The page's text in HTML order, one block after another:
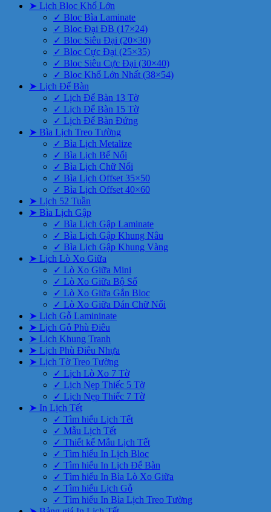
➤ Lịch Bloc Khổ Lớn
✓ Bloc Bìa Laminate
✓ Bloc Đại ĐB (17×24)
✓ Bloc Siêu Đại (20×30)
✓ Bloc Cực Đại (25×35)
✓ Bloc Siêu Cực Đại (30×40)
✓ Bloc Khổ Lớn Nhất (38×54)
➤ Lịch Để Bàn
✓ Lịch Để Bàn 13 Tờ
✓ Lịch Để Bàn 15 Tờ
✓ Lịch Để Bàn Đứng
➤ Bìa Lịch Treo Tường
✓ Bìa Lịch Metalize
✓ Bìa Lịch Bế Nổi
✓ Bìa Lịch Chữ Nổi
✓ Bìa Lịch Offset 35×50
✓ Bìa Lịch Offset 40×60
➤ Lịch 52 Tuần
➤ Bìa Lịch Gập
✓ Bìa Lịch Gập Laminate
✓ Bìa Lịch Gập Khung Nâu
✓ Bìa Lịch Gập Khung Vàng
➤ Lịch Lò Xo Giữa
✓ Lò Xo Giữa Mini
✓ Lò Xo Giữa Bộ Số
✓ Lò Xo Giữa Gắn Bloc
✓ Lò Xo Giữa Dán Chữ Nổi
➤ Lịch Gỗ Lamininate
➤ Lịch Gỗ Phù Điêu
➤ Lịch Khung Tranh
➤ Lịch Phù Điêu Nhựa
➤ Lịch Tờ Treo Tường
✓ Lịch Lò Xo 7 Tờ
✓ Lịch Nẹp Thiếc 5 Tờ
✓ Lịch Nẹp Thiếc 7 Tờ
➤ In Lịch Tết
✓ Tìm hiểu Lịch Tết
✓ Mẫu Lịch Tết
✓ Thiết kế Mẫu Lịch Tết
✓ Tìm hiểu In Lịch Bloc
✓ Tìm hiểu In Lịch Để Bàn
✓ Tìm hiểu In Bìa Lò Xo Giữa
✓ Tìm hiểu Lịch Gỗ
✓ Tìm hiểu In Bìa Lịch Treo Tường